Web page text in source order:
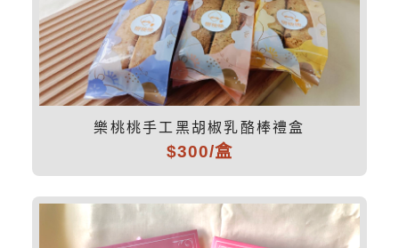
樂桃桃手工黑胡椒乳酪棒禮盒
$300/盒